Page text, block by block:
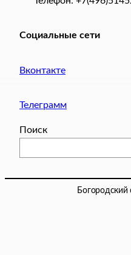
Социальные сети
Вконтакте
Телеграмм
Поиск
Богородский